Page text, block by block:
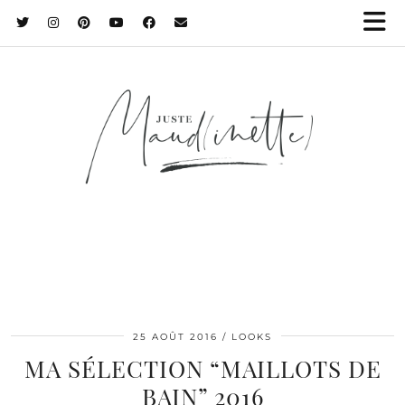
25 AOÛT 2016 LOOKS
MA SÉLECTION “MAILLOTS DE
BAIN” 2016